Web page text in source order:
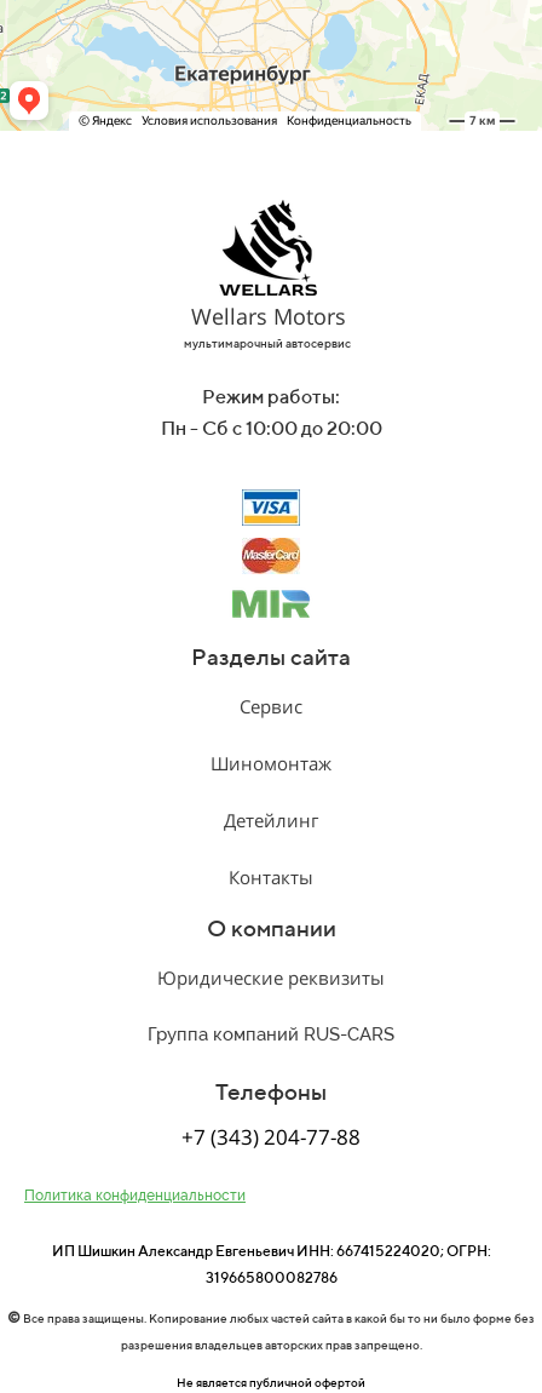
Wellars Motors
мультимарочный автосервис
Режим работы:
Пн - Сб с 10:00 до 20:00
Разделы сайта
Сервис
Шиномонтаж
Детейлинг
Контакты
О компании
Юридические реквизиты
Группа компаний RUS-CARS
Телефоны
+7 (343) 204-77-88
Политика конфиденциальности
ИП Шишкин Александр Евгеньевич ИНН: 667415224020; ОГРН:
319665800082786
© Все права защищены. Копирование любых частей сайта в какой бы то ни было форме без
разрешения владельцев авторских прав запрещено.
Не является публичной офертой